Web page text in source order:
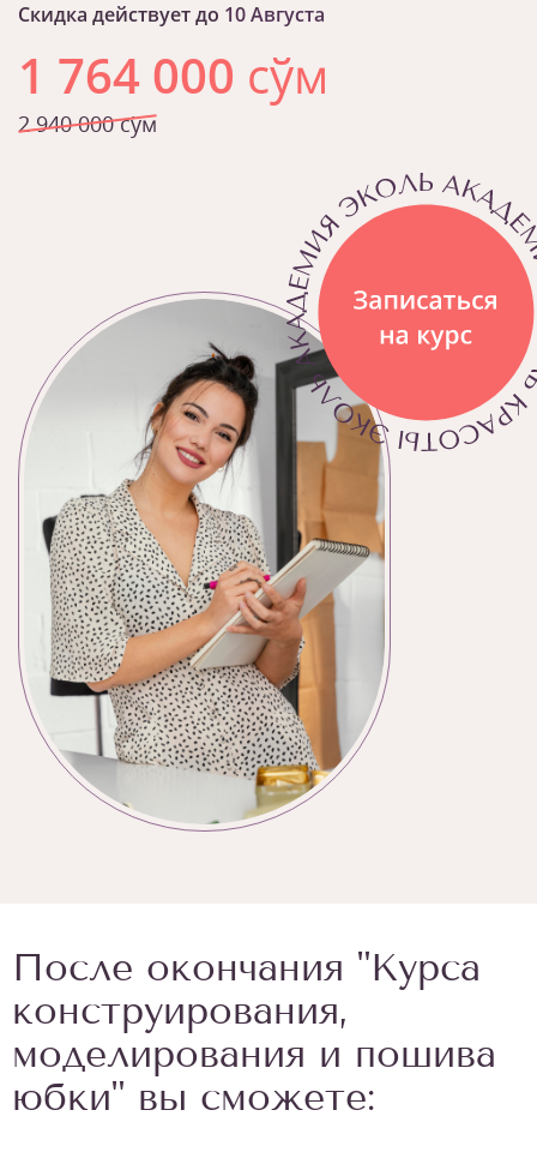
Скидка действует до 10 Августа
1 764 000 сўм
2 940 000 сўм
После окончания "Курса
конструирования,
моделирования и пошива
юбки" вы сможете: